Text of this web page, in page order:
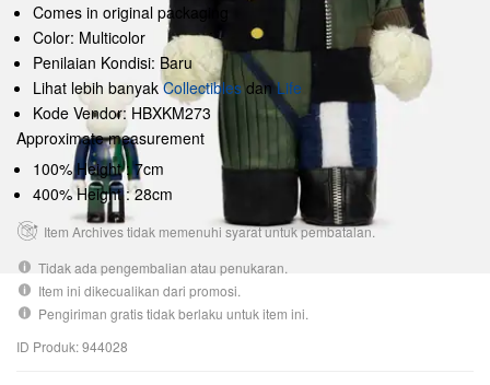
Comes in original packaging
Color: Multicolor
Penilaian Kondisi: Baru
Lihat lebih banyakCollectiblesdanLife
Kode Vendor: HBXKM273
Approximate measurement
100% Height : 7cm
400% Height : 28cm
Item Archives tidak memenuhi syarat untuk pembatalan.
Tidak ada pengembalian atau penukaran.
Item ini dikecualikan dari promosi.
Pengiriman gratis tidak berlaku untuk item ini.
ID Produk: 944028